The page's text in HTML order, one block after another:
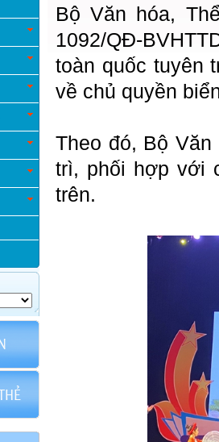
Bộ Văn hóa,
1092/QĐ-
toàn quốc tuyên
về chủ quyền
Theo đó, Bộ
trì, phối hợp với
trên.